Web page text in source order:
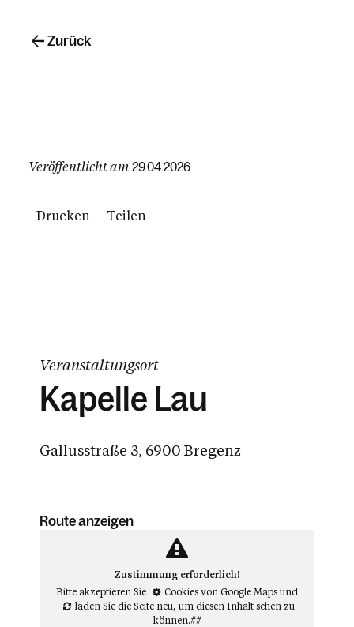
Veröffentlicht am 29.04.2026
Drucken Teilen
Zurück
Veranstaltungsort
Kapelle Lau
Gallusstraße 3, 6900 Bregenz
Route anzeigen
Zustimmung erforderlich!
Bitte akzeptieren Sie
Cookies von Google Mapsund
laden Sie die Seite neu, um diesen Inhalt sehen zu
können.##